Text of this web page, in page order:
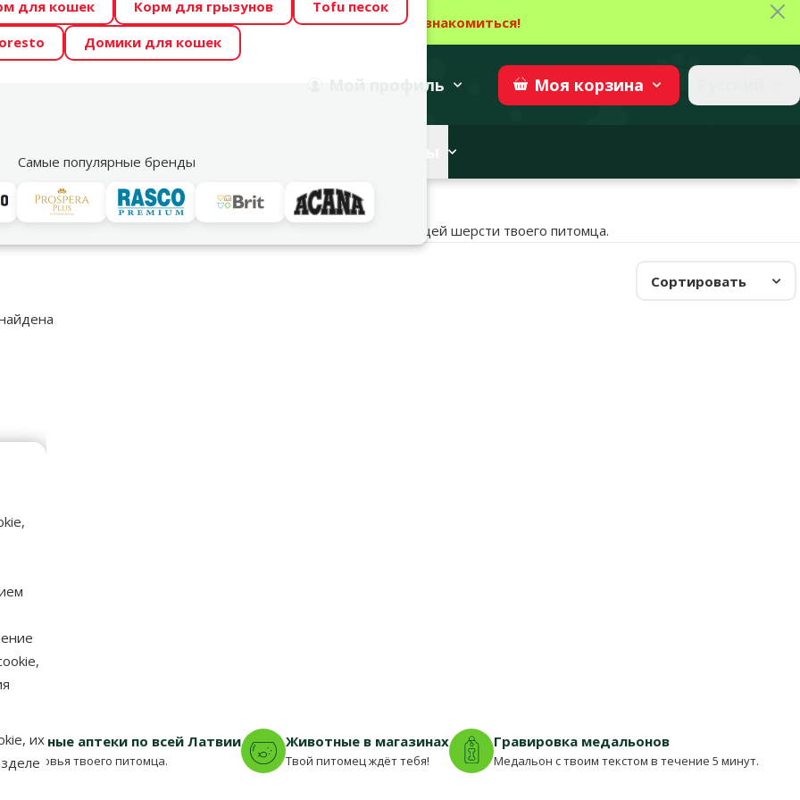
предлагает отличные цены на ТОП-овые корма! 🍖 → Ознакомиться!
ŪSAIŅI”! Возможно Твой питомец станет звездой 2027 Участвовать
их
профиль Моя корзина
для кошек Корм для грызунов
Tofu песок
Домики для кошек
Самые популярные бренды
Акции
по уходу для собак
DezynaDog
– высококачественные продукты для здоровой и блестящей шерсти твоего питомца.
Сортировать
DezynaDog
аптеки по всей Латвии
здоровья твоего питомца.
Животные в магазинах
Твой питомец ждёт тебя!
Гравировка медальонов
Медальон с твоим текстом в течение 5 минут.